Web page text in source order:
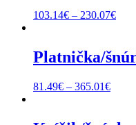
103.14€ – 230.07€Price
Platnička/
81.49€ – 365.01€Price